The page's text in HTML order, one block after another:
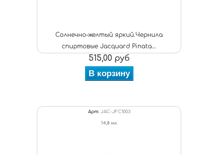
Солнечно-желтый яркий.Чернила
спиртовые Jacquard Pinata...
515,00 руб
В корзину
Арт: JAC-JFC1003
14,8 мл